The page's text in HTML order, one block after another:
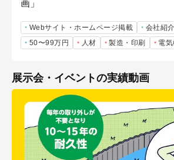
画」
Webサイト・ホームページ掲載 会社紹介
50〜99万円
人材 製造・印刷 電
展示会・イベントの実績動画